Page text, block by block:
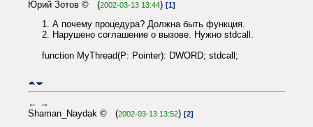
Юрий Зотов © (2002-03-13 13:44) [1]
1. А почему процедура? Должна быть функция.
2. Нарушено соглашение о вызове. Нужно stdcall.
function MyThread(P: Pointer): DWORD; stdcall;
← →
Shaman_Naydak © (2002-03-13 13:52) [2]